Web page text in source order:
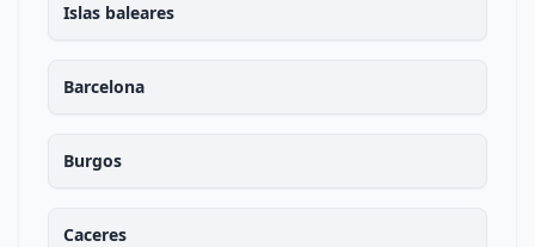
Islas baleares
Barcelona
Burgos
Caceres